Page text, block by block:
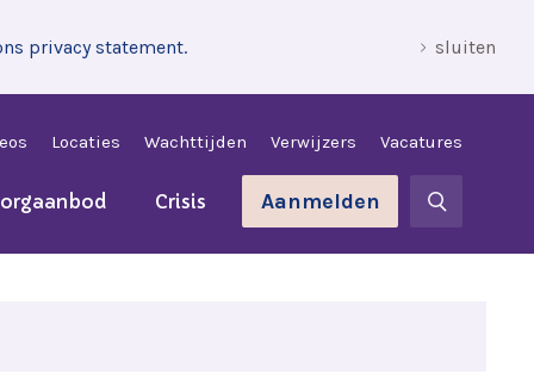
privacy statement. sluiten
Locaties Wachttijden Verwijzers Vacatures
Crisis Aanmelden